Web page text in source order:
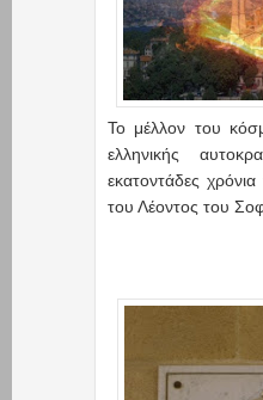
Το μέλλον του
ελληνικής
εκατοντάδες
του Λέοντος του